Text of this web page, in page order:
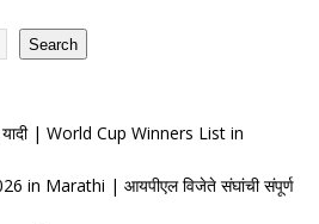
Search
| World Cup Winners List in
in Marathi | आयपीएल विजेते संघांची संपूर्ण